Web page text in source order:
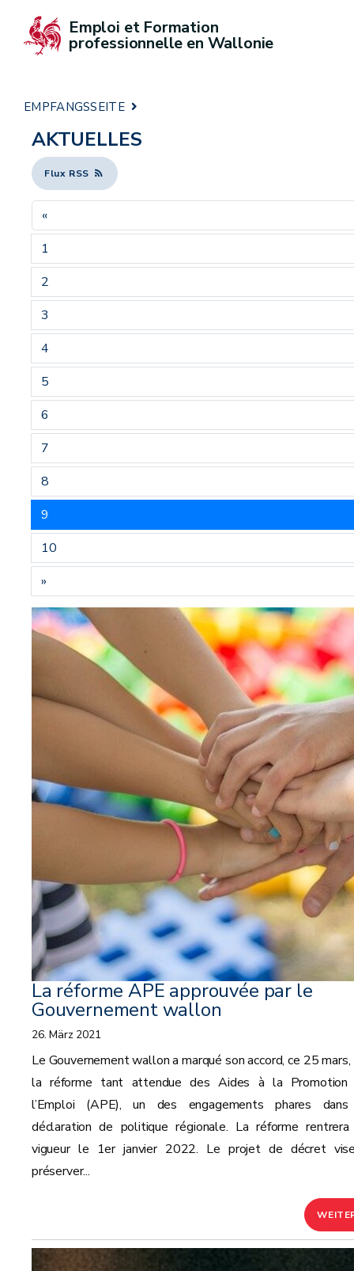
Emploi et Formation
professionnelle en Wallonie
EMPFANGSSEITE
AKTUELLES
Flux RSS
«
1
2
3
4
5
6
7
8
9
10
»
La réforme APE approuvée par le
Gouvernement wallon
26. März 2021
Le Gouvernement wallon a marqué son accord, ce 25 mars,
la réforme tant attendue des Aides à la Promotion
l’Emploi (APE), un des engagements phares
déclaration de politique régionale. La réforme
vigueur le 1er janvier 2022. Le projet de décret
préserver...